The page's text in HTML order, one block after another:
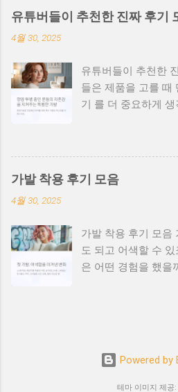
별해야 할까? 항암치
부작용이며, 두피 또
전문센터의 장점 ✅
전성 검증 완료 ✅
봉제 처리 ✅ 환자 상
항암가발 선택 시
해한 인증을 받았는
럽고 통기성이 좋은
같은 직관적인 도메
들에게 신뢰를 주고
집니다. 병원/센터/
축에도 큰 도움이
을 원하는 분 도움이
유튜버들이 추천한 진짜 후기
4월 30, 2025
유튜버들이 추천한
들은 제품을 고를 때
기 를 더 중요하게
설득력 이 높죠. 가
다양한 분야에서 실
를 모아봤습니다. 지
어떤 점이 좋았는지
B - “평소 스타일링
용감에 감탄했어요.”
치료 중 사용했는데,
고, AS도 잘되어 만
러와 스타일 선택 가
없는 내피 구조 ✅
신뢰 가능 📺 리뷰
가발 착용 후기 모음
4월 30, 2025
가발 착용 후기 모음
도 되고 어색할 수
은 어떤 경험을 했을
션가발 후기 "SNS
도 줄고, 사진 찍을
탈모 커버용 가발 후
이 꺼려졌는데, 이
Powered by
테마 이미지 제공: